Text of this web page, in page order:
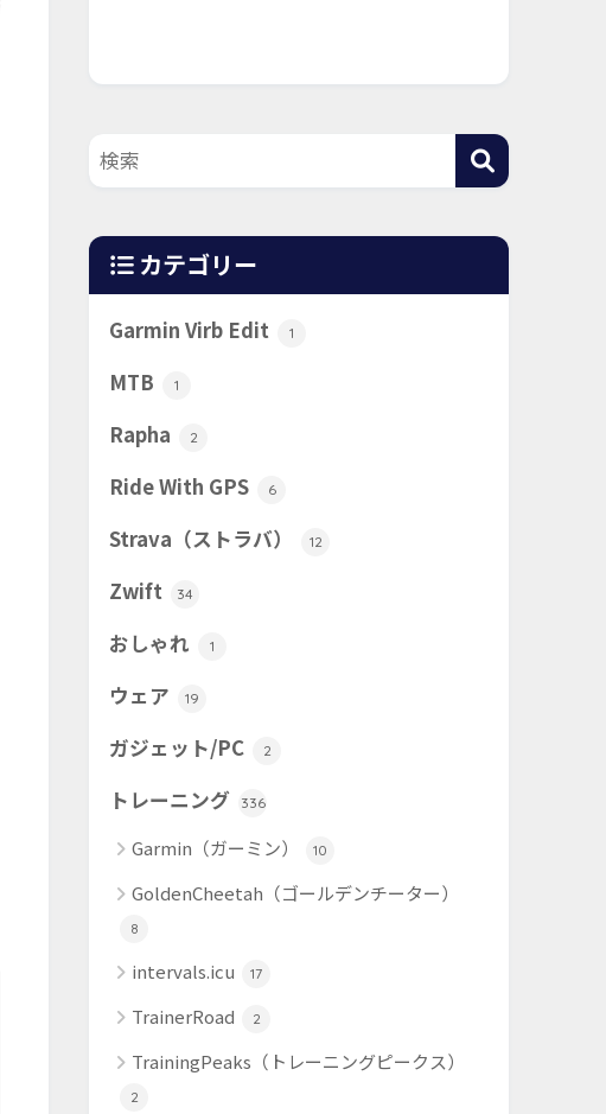
カテゴリー
Garmin Virb Edit 1
MTB 1
Rapha 2
Ride With GPS 6
Strava（ストラバ） 12
Zwift 34
おしゃれ 1
ウェア 19
ガジェット/PC 2
トレーニング 336
Garmin（ガーミン） 10
GoldenCheetah（ゴールデンチーター）
8
intervals.icu 17
TrainerRoad 2
TrainingPeaks（トレーニングピークス）
2